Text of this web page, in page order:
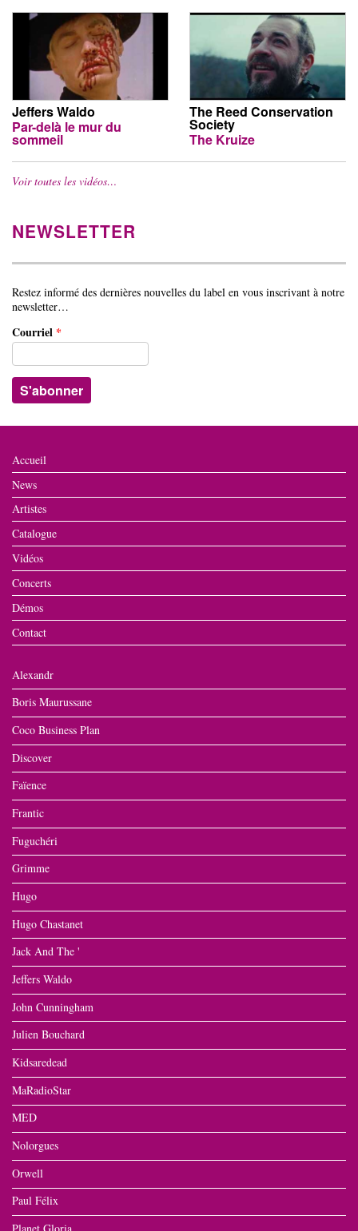
Jeffers Waldo
Par-delà le mur du
sommeil
The Reed Conservation
Society
The Kruize
Voir toutes les vidéos…
NEWSLETTER
Restez informé des dernières nouvelles du label en vous inscrivant à notre
newsletter…
Courriel *
Accueil
News
Artistes
Catalogue
Vidéos
Concerts
Démos
Contact
Alexandr
Boris Maurussane
Coco Business Plan
Discover
Faïence
Frantic
Fuguchéri
Grimme
Hugo
Hugo Chastanet
Jack And The '
Jeffers Waldo
John Cunningham
Julien Bouchard
Kidsaredead
MaRadioStar
MED
Nolorgues
Orwell
Paul Félix